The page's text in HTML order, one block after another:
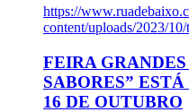
https://
content/uploads/2023/
FEIRA
SABORES”
16 DE OUTUBRO